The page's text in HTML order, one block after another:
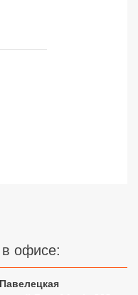
в офисе: